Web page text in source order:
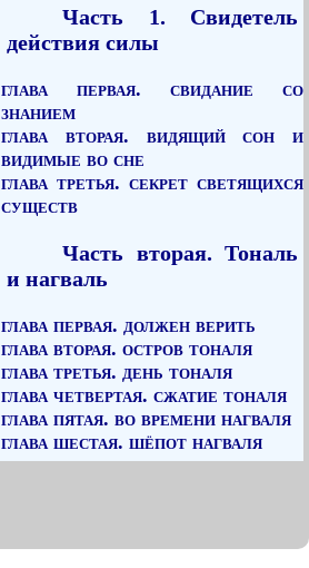
Часть 1. Свидетель
действия силы
глава первая. свидание со
знанием
глава вторая. видящий сон и
видимые во сне
глава третья. секрет светящихся
существ
Часть вторая. Тональ
и нагваль
глава первая. должен верить
глава вторая. остров тоналя
глава третья. день тоналя
глава четвертая. сжатие тоналя
глава пятая. во времени нагваля
глава шестая. шёпот нагваля
глава седьмая. крылья